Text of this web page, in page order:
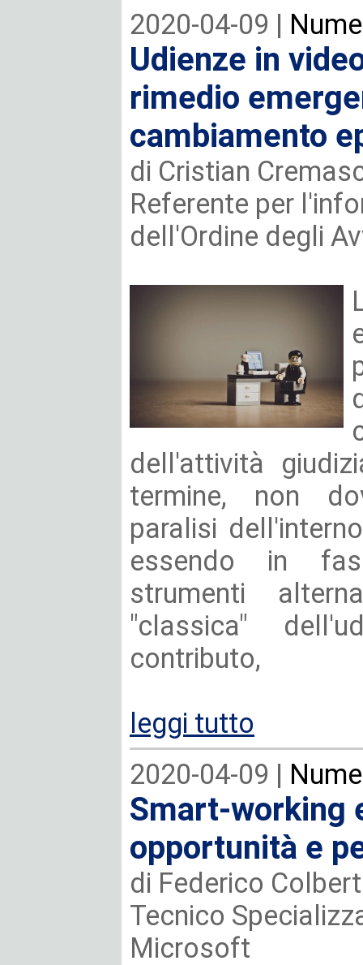
2020-04-09 |
Udienze in
rimedio
cambiamento
di Cristian
Referente per
dell'Ordine degli
dell'attività
termine, non
paralisi
essendo in
strumenti
"classica"
contributo,
leggi tutto
2020-04-09 |
Smart-working
opportunità e
di Federico
Tecnico
Microsoft